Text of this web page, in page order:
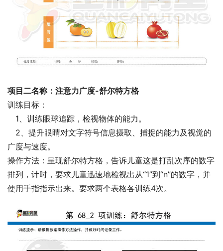
项目二名称：注意力广度-舒尔特方格
训练目标：
1、训练眼球追踪，检视物体的能力。
2、提升眼睛对文字符号信息摄取、捕捉的能力及视觉的
广度与速度。
操作方法：呈现舒尔特方格，告诉儿童这是打乱次序的数字
排列，计时，要求儿童迅速地检视出从“1”到“n”的数字，并
使用手指指示出来。要求两个表格各训练4次。